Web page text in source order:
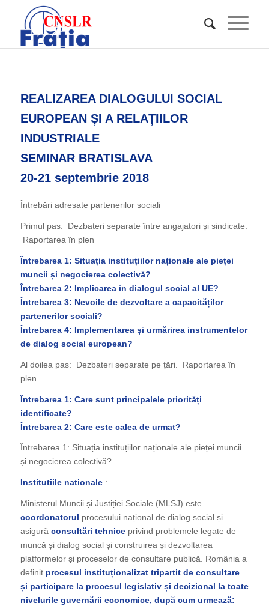
REALIZAREA DIALOGULUI SOCIAL
EUROPEAN ȘI A RELAȚIILOR
INDUSTRIALE
SEMINAR BRATISLAVA
20-21 septembrie 2018
Întrebări adresate partenerilor sociali
Primul pas: Dezbateri separate între angajatori și sindicate.
Raportarea în plen
Întrebarea 1: Situația instituțiilor naționale ale pieței
muncii și negocierea colectivă?
Întrebarea 2: Implicarea în dialogul social al UE?
Întrebarea 3: Nevoile de dezvoltare a capacităților
partenerilor sociali?
Întrebarea 4: Implementarea și urmărirea instrumentelor
de dialog social european?
Al doilea pas: Dezbateri separate pe țări. Raportarea în
plen
Întrebarea 1: Care sunt principalele priorități
identificate?
Întrebarea 2: Care este calea de urmat?
Întrebarea 1: Situația instituțiilor naționale ale pieței muncii
și negocierea colectivă?
Institutiile nationale :
Ministerul Muncii și Justiției Sociale (MLSJ) este
coordonatorul procesului național de dialog social și
asigură consultări tehniceprivind problemele legate de
muncă și dialog social și construirea și dezvoltarea
platformelor și proceselor de consultare publică. România a
definit procesul instituționalizat tripartit de consultare
și participare la procesul legislativ și decizional la toate
nivelurile guvernării economice, după cum urmează: